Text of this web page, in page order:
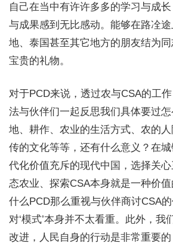
自己在当中有许许多多的学习与成
与成果感到无比感动。能够在路㓌
地、泰国甚至其它地方的朋友结为
宝贵的礼物。
对于PCD来说，透过农与CSA的工
法与伙伴们一起反思我们具体要过
地、耕作、农业的生活方式、农的
传的文化等等，还有什么意义？在
代化价值充斥的现代中国，选择关
态农业、探索CSA本身就是一种价
什么PCD那么重视与伙伴商讨CSA
对‘模式’本身并不太看重。此外，我
改进，人民自身的行动是非常重要